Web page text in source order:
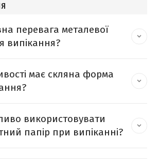
перевага металевої
випікання?
має скляна форма
використовувати
папір при випіканні?